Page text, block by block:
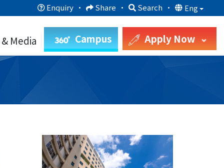
Enquiry · Share · Search · Eng
Media Campus Apply Now